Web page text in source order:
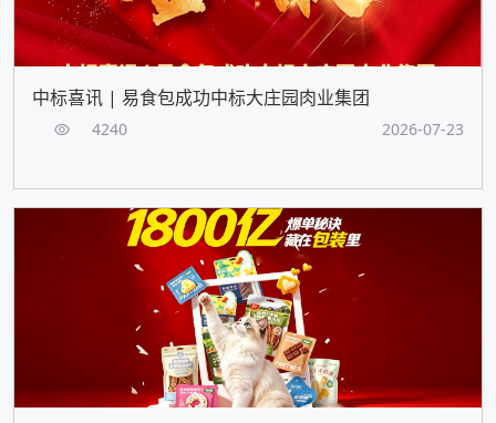
中标喜讯 | 易食包成功中标大庄园肉业集团
4240 2026-07-23